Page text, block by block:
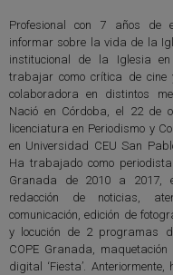
Profesional con 7 años de
informar sobre la vida de la
institucional de la Iglesia
trabajar como crítica de cine
colaboradora en distintos
Nació en Córdoba, el 22 de
licenciatura en Periodismo y
en Universidad CEU San
Ha trabajado como
Granada de 2010 a 2017,
redacción de noticias,
comunicación, edición de
y locución de 2 programas
COPE Granada,
digital ‘Fiesta’.